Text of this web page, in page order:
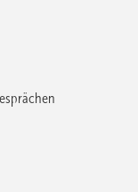
wenigstens 20 v. H.
Abs. 1 Satz 1 SGB
aus der
Abs. 2 Satz 1 SGB